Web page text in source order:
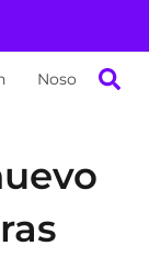
Nosotros